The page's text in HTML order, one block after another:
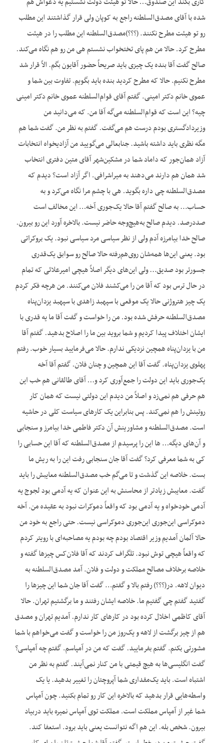
شده با آقای مصدق‌السلطنه راجع به کوپان ولی قرار گذاشتند این مطلب
رو تو هیئت مطرح نکنند. (؟؟؟)مصدق‌السلطنه این مطلب را در هیئت
مطرح کرد. حالا من هم پای تختخواب نشستم هی من رو هم نگاه می‌کند.
صالح گفت آقا بنده یک چیزی باید صریحاً حضور آقایون بگم. الاً قرار شد
مطرح نکنیم. حالا که مطرح کردید بنده باید بگویم. تفاوت بین شما و
عموی خانم دکتر امینی. گفتم آقای قوام‌السلطنه عموی خانم دکتر امینی
چیه؟ این است که قوام‌السلطنه می‌گه آقا من. که می‌دانید من
وزیردادگستری بودم درست هم می‌گفت. گفتم به نظر من. گفت شما هم
مگه نظری باید داشته باشید. جنابعالی می‌گویید من آزادیخواه انتخابات
آزاد همان‌جور که داماد شما در مشکین‌شهر آقای متین دفتری انتخاب
شد همان هم دارند می‌دهند به میراشرافی. اگر آزاد است؟ دیدم که
مصدق‌السلطنه چی داره بگوید. هی با چشم مرا نگاه می‌کرد و به
حساب… به صالح گفتم آقا حالا یک‌جوری آخه… این مخالف است
صددرصد. دیدم صالح به‌هیچ‌وجه حاضر نیست. بالاخره آورد این رو بیرون.
صالح خدا بیامرزه آدم ولی از نظر سیاسی مرد سیاسی نبود. یک بروکراتی
بود. یعنی این‌ها همه‌شان روی‌هم‌رفته حالا صالح رو سوابق یک‌قدری
جسورتر بود صدیق… ولی این‌های دیگر اصلاً هیچی امیرعلائی که تمام
در حال ترس بود که آقا من را می‌کشند فلان می‌کنند. من هرچه فکر کردم
یک چیز هتروژنی حالا یک موقعی با سپهبد زاهدی با سپهبد یزدان‌پناه
مصدق‌السلطنه حرفش شده بود. من را خواست و گفت آقا ما یه قدری با
ایشان اختلاف پیدا کردیم و شما بروید بین ما را اصلاح بدهید. گفتم آقا
من با یزدان‌پناه همچین نزدیکی ندارم. حالا می‌فرمایید بسیار خوب. رفتم
پهلوی یزدان‌پناه. گفت آقا این همچین و چنان فلان. گفتم آقا آخه
یک‌جوری باید این دولت را جمع‌آوری کرد و… آقای طالقانی هم خب این
هم حرفی هم نمی‌زد و اصلاً من دیدم این دولتی نیست که همان کار
روتینش را هم نمی‌کند. پس بنابراین یک کارهای سیاست کلی در حاشیه
است. مصدق‌السلطنه و مشاورینش آن دکتر فاطمی خدا بیامرز و سنجابی
و آن‌های دیگه… ها این را پرسیدم از مصدق‌السلطنه که آقا این حسابی را
کی به شما معرفی کرد؟ گفت آقا جان سنجابی رفت این را به ریش ما
بست. خلاصه این گذشت و تا می‌گم خب مصدق‌السلطنه معایبش را باید
گفت. معایبش زیادتر از محاسنش به این عنوان که یه آدمی بود لجوج یه
آدمی خودخواه و یه آدمی بود که واقعاً دموکرات نبود به عقیده من. آخه
دموکراسی این‌جوری این‌جوری دموکراسی نیست. حتی راجع به خود من
حالا آلمان آمدیم وزیر اقتصاد بودم چه بودم یه مصاحبه‌ای با رویتر کردم
که واقعاً هیچی توش نبود. تلگراف کردند که آقا فلان‌کس چیزها گفته و
خلاصه برخلاف مصالح مملکت و دولت و فلان. آمد مصدق‌السلطنه به
دیوان لاهه. در(؟؟؟) رفتم بالا و گفتم… گفت آقا جان شما این چیزها را
گفتید گفتم چی گفتیم ما. خلاصه ایشان رفتند و ما برگشتیم تهران. حالا
آقای کاظمی اخلال کرده بود در کارهای کار ندارم. آمدیم تهران و مصدق
هم از چیز برگشت از لاهه و یک‌روز من را خواست و گفت می‌خواهم با شما
مشورتی بکنم. گفتم بفرمایید. گفت که من در آمپاسم. گفتم چه آمپاسی؟
گفت انگلیسی‌ها به هیچ قیمتی با من کنار نمی‌آیند. گفتم به نظر من
اشتباه است. باید یک‌مقداری شما آپروچتان را تغییر بدهید. یا یک
واسطه‌هایی قرار بدهید که بالاخره این کار رو تمام بکنید. چون آمپاس
شما غیر از آمپاس مملکت است. مملکت توی آمپاس نمیره باید دربیاد
بیرون. شخص بله. این هم اگه نتوانست یعنی باید برود. استعفا کند.